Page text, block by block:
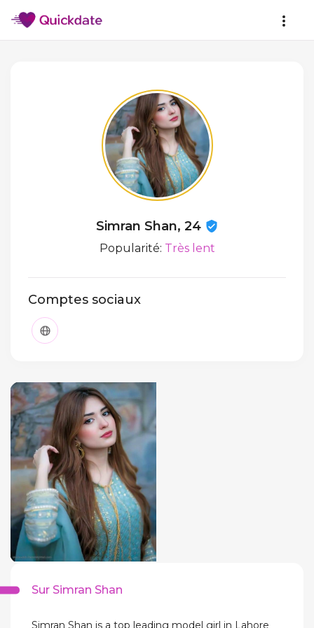
Simran Shan, 24
Popularité: Très lent
Comptes sociaux
Sur Simran Shan
Simran Shan is a top leading model girl in Lahore